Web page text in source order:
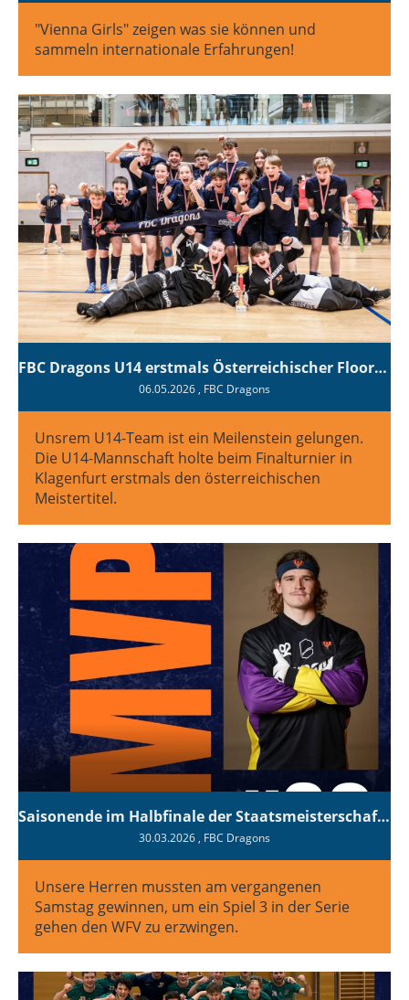
"Vienna Girls" zeigen was sie können und
sammeln internationale Erfahrungen!
FBC Dragons U14 erstmals Österreichischer Floorball-Meister
06.05.2026 , FBC Dragons
Unsrem U14-Team ist ein Meilenstein gelungen.
Die U14-Mannschaft holte beim Finalturnier in
Klagenfurt erstmals den österreichischen
Meistertitel.
Saisonende im Halbfinale der Staatsmeisterschaft - IFL Herren
30.03.2026 , FBC Dragons
Unsere Herren mussten am vergangenen
Samstag gewinnen, um ein Spiel 3 in der Serie
gehen den WFV zu erzwingen.